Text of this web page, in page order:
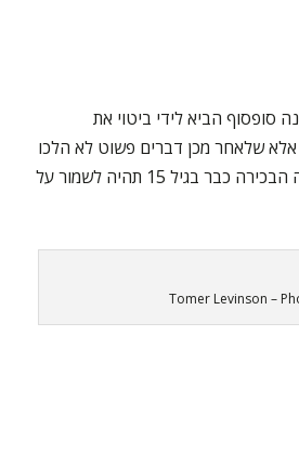
נס ציונה סופסוף הביא לידי ביטוי את
שלאחר מכן דברים פשוט לא הלכו
לו. כעת, המשימה של הילד שהתחיל לשחק בליגה הבכירה כבר בגיל 15 תהיה לשמור על
Tomer Levinson –